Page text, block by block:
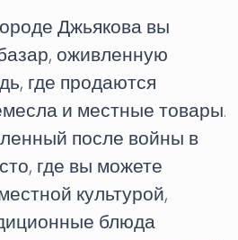
Джьякова вы
оживленную
где продаются
и местные товары.
после войны в
где вы можете
культурой,
блюда